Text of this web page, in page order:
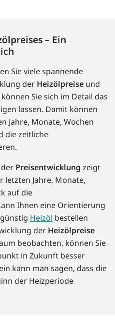
– Ein
Sie viele spannende
der Heizölpreise und
Sie sich im Detail das
lassen. Damit können
Jahre, Monate, Wochen
die zeitliche
Preisentwicklung zeigt
letzten Jahre, Monate,
auf die
Ihnen eine Orientierung
Heizöl bestellen
der Heizölpreise
beobachten, können Sie
in Zukunft besser
kann man sagen, dass die
der Heizperiode